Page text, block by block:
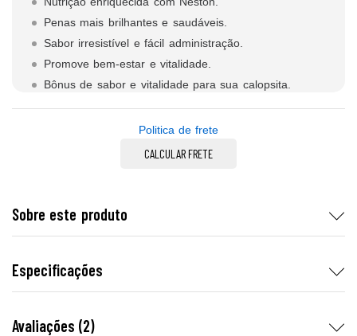
Penas mais brilhantes e saudáveis.
Sabor irresistível e fácil administração.
Promove bem-estar e vitalidade.
Bônus de sabor e vitalidade para sua calopsita.
Politica de frete
CALCULAR FRETE
Sobre este produto
Especificações
Avaliações (2)